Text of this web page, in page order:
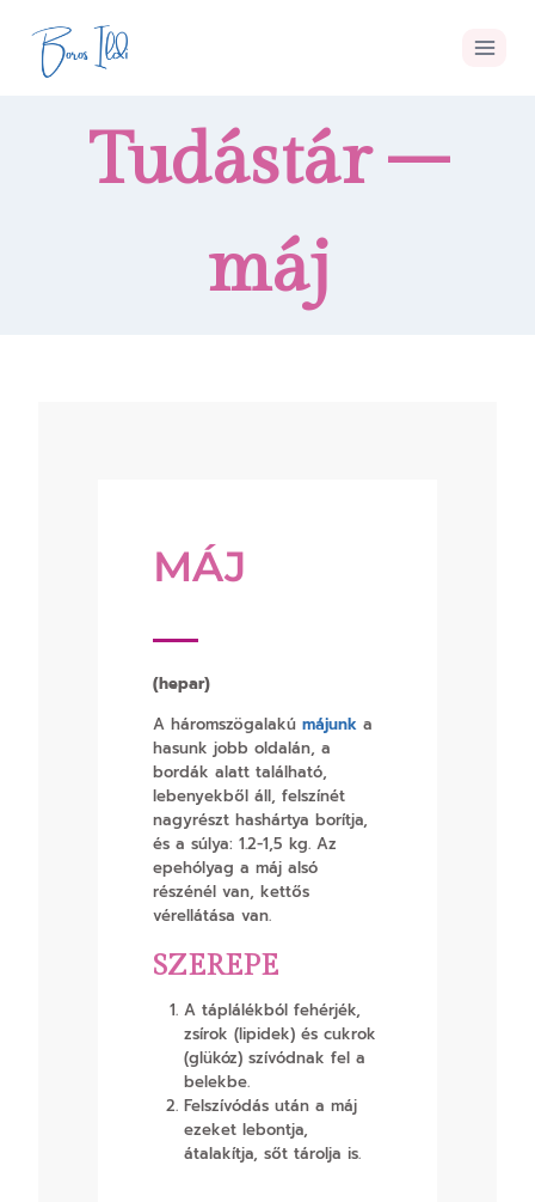
Tudástár –
máj
MÁJ
(hepar)
A háromszögalakú májunk a
hasunk jobb oldalán, a
bordák alatt található,
lebenyekből áll, felszínét
nagyrészt hashártya borítja,
és a súlya: 1.2-1,5 kg. Az
epehólyag a máj alsó
részénél van, kettős
vérellátása van.
SZEREPE
A táplálékból fehérjék,
zsírok (lipidek) és cukrok
(glükóz) szívódnak fel a
belekbe.
Felszívódás után a máj
ezeket lebontja,
átalakítja, sőt tárolja is.